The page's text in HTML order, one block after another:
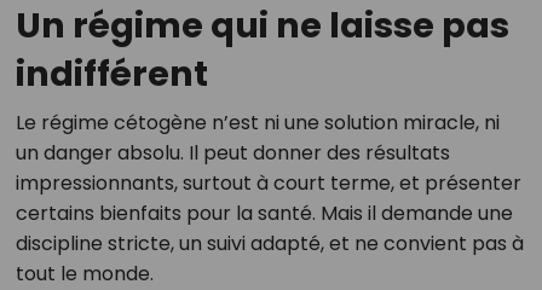
Un régime qui ne laisse pas
indifférent
Le régime cétogène n’est ni une solution miracle, ni
un danger absolu. Il peut donner des résultats
impressionnants, surtout à court terme, et présenter
certains bienfaits pour la santé. Mais il demande une
discipline stricte, un suivi adapté, et ne convient pas à
tout le monde.